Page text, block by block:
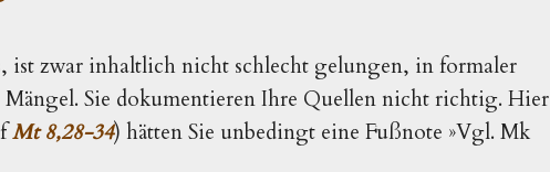
ist zwar inhaltlich nicht schlecht gelungen, in formaler
Sie dokumentieren Ihre Quellen nicht richtig. Hier
Mt 8,28-34) hätten Sie unbedingt eine Fußnote »Vgl. Mk